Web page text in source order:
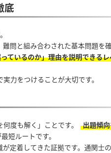
底
問と組み合わされた基本問題を
ているのか」理由を説明できる
力をつけることが大切です。
度も解く」ことです。
出題傾
短ルートです。
定着してきた証拠です。通関士